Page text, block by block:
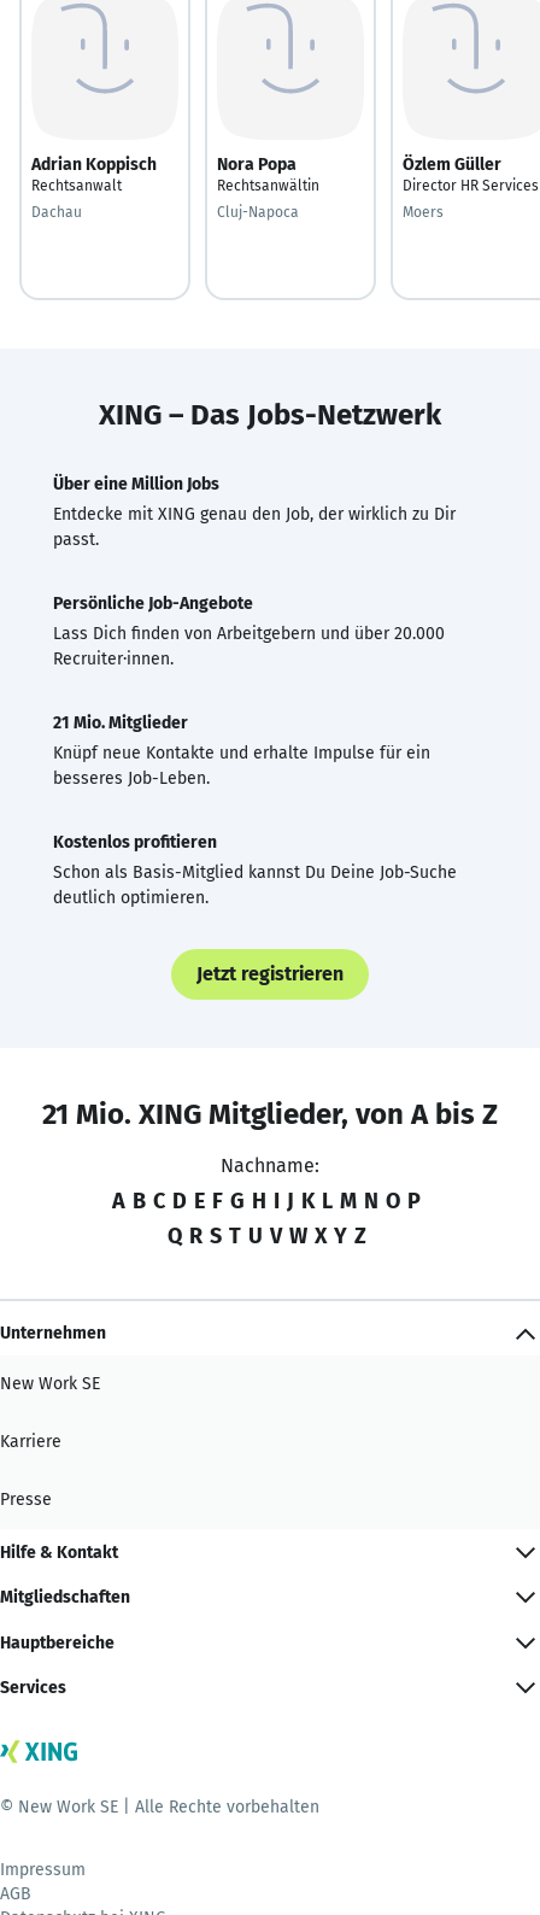
Adrian Koppisch
Rechtsanwalt
Dachau
Nora Popa
Rechtsanwältin
Cluj-Napoca
Özlem Güller
Director HR Services
Moers
XING – Das Jobs-Netzwerk
Über eine Million Jobs
Entdecke mit XING genau den Job, der wirklich zu Dir
passt.
Persönliche Job-Angebote
Lass Dich finden von Arbeitgebern und über 20.000
Recruiter·innen.
21 Mio. Mitglieder
Knüpf neue Kontakte und erhalte Impulse für ein
besseres Job-Leben.
Kostenlos profitieren
Schon als Basis-Mitglied kannst Du Deine Job-Suche
deutlich optimieren.
Jetzt registrieren
21 Mio. XING Mitglieder, von A bis Z
Nachname:
A B C D E F G H I J K L M N O P
Q R S T U V W X Y Z
Unternehmen
New Work SE
Karriere
Presse
Hilfe & Kontakt
Mitgliedschaften
Hauptbereiche
Services
© New Work SE | Alle Rechte vorbehalten
Impressum
AGB